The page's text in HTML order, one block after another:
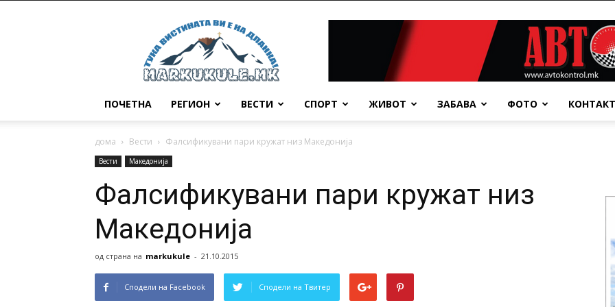
Маркукуле
ПОЧЕТНА РЕГИОН ВЕСТИ СПОРТ ЖИВОТ ЗАБАВА ФОТО КОНТАКТ
дома Вести Фалсификувани пари кружат низ Македонија
Вести Македонија
Фалсификувани пари кружат низ
Македонија
од страна на markukule - 21.10.2015
Сподели на Facebook Сподели на Твитер